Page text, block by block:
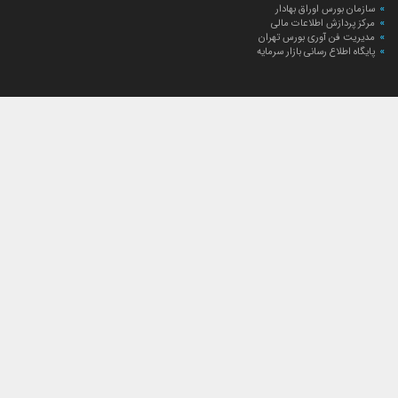
سازمان بورس اوراق بهادار
مرکز پردازش اطلاعات مالی
مدیریت فن آوری بورس تهران
پایگاه اطلاع رسانی بازار سرمایه
ارتباط با صندوق